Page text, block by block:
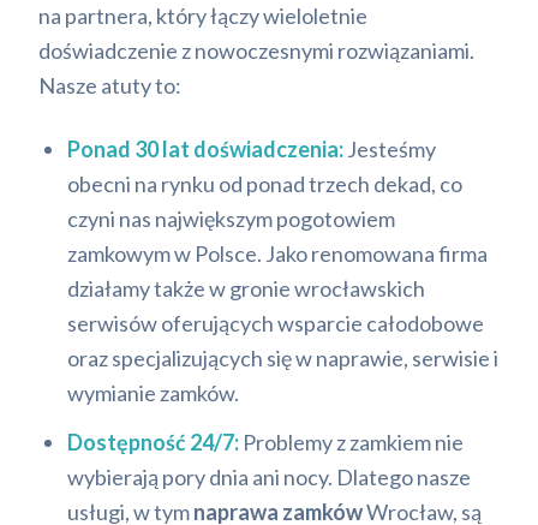
na partnera, który łączy wieloletnie
doświadczenie z nowoczesnymi rozwiązaniami.
Nasze atuty to:
Ponad 30 lat doświadczenia:Jesteśmy
obecni na rynku od ponad trzech dekad, co
czyni nas największym pogotowiem
zamkowym w Polsce. Jako renomowana firma
działamy także w gronie wrocławskich
serwisów oferujących wsparcie całodobowe
oraz specjalizujących się w naprawie, serwisie i
wymianie zamków.
Dostępność 24/7: Problemy z zamkiem nie
wybierają pory dnia ani nocy. Dlatego nasze
usługi, w tymnaprawa zamkówWrocław, są